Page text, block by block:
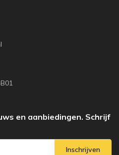
en aanbiedingen. Schrijf
Inschrijven